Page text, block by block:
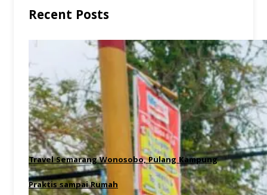
Recent Posts
Travel Semarang Wonosobo, Pulang Kampung
Praktis sampai Rumah